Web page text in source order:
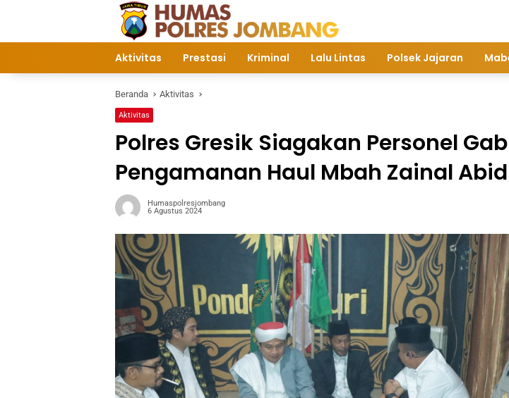
Aktivitas Prestasi Kriminal Lalu Lintas Polsek Jajaran
Beranda Aktivitas
Aktivitas
Polres Gresik Siagakan Personel
Pengamanan Haul Mbah Zainal
Humaspolresjombang
6 Agustus 2024